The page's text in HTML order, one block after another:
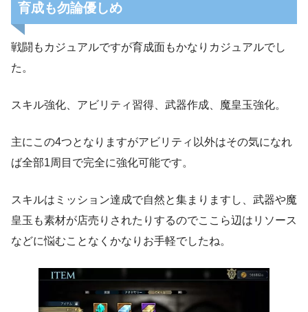
育成も勿論優しめ
戦闘もカジュアルですが育成面もかなりカジュアルでし
た。
スキル強化、アビリティ習得、武器作成、魔皇玉強化。
主にこの4つとなりますがアビリティ以外はその気になれ
ば全部1周目で完全に強化可能です。
スキルはミッション達成で自然と集まりますし、武器や魔
皇玉も素材が店売りされたりするのでここら辺はリソース
などに悩むことなくかなりお手軽でしたね。